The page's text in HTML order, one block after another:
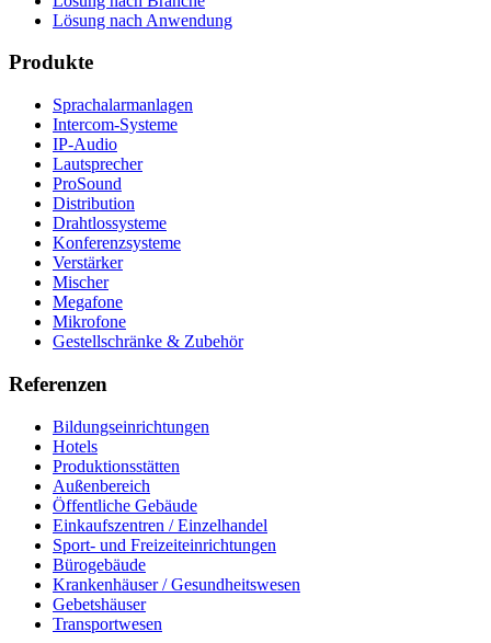
Lösung nach Anwendung
Produkte
Sprachalarmanlagen
Intercom-Systeme
IP-Audio
Lautsprecher
ProSound
Distribution
Drahtlossysteme
Konferenzsysteme
Verstärker
Mischer
Megafone
Mikrofone
Gestellschränke & Zubehör
Referenzen
Bildungseinrichtungen
Hotels
Produktionsstätten
Außenbereich
Öffentliche Gebäude
Einkaufszentren / Einzelhandel
Sport- und Freizeiteinrichtungen
Bürogebäude
Krankenhäuser / Gesundheitswesen
Gebetshäuser
Transportwesen